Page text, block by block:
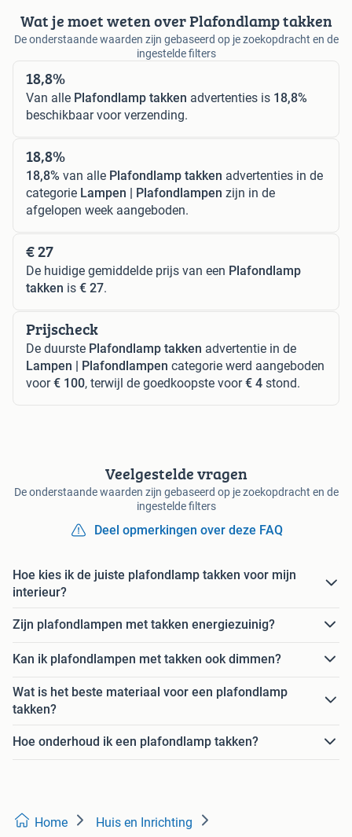
Wat je moet weten over Plafondlamp takken
De onderstaande waarden zijn gebaseerd op je zoekopdracht en de
ingestelde filters
18,8%
Van alle Plafondlamp takken advertenties is 18,8%
beschikbaar voor verzending.
18,8%
18,8% van alle Plafondlamp takken advertenties in de
categorie Lampen | Plafondlampen zijn in de
afgelopen week aangeboden.
€ 27
De huidige gemiddelde prijs van een Plafondlamp
takken is € 27.
Prijscheck
De duurste Plafondlamp takken advertentie in de
Lampen | Plafondlampen categorie werd aangeboden
voor€ 100, terwijl de goedkoopste voor€ 4 stond.
Veelgestelde vragen
De onderstaande waarden zijn gebaseerd op je zoekopdracht en de
ingestelde filters
Deel opmerkingen over deze FAQ
Hoe kies ik de juiste plafondlamp takken voor mijn
interieur?
Zijn plafondlampen met takken energiezuinig?
Kan ik plafondlampen met takken ook dimmen?
Wat is het beste materiaal voor een plafondlamp
takken?
Hoe onderhoud ik een plafondlamp takken?
Home Huis en Inrichting